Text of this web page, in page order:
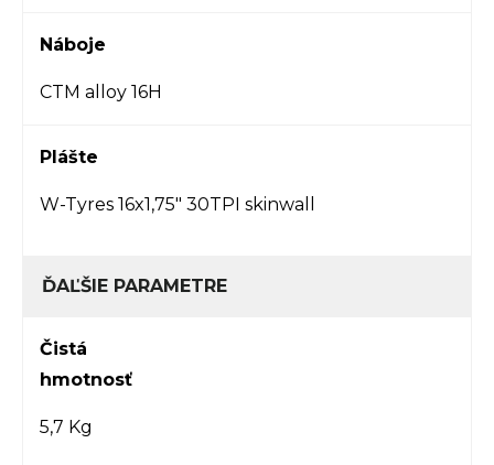
Náboje
CTM alloy 16H
Plášte
W-Tyres 16x1,75" 30TPI skinwall
ĎAĽŠIE PARAMETRE
Čistá
hmotnosť
5,7 Kg